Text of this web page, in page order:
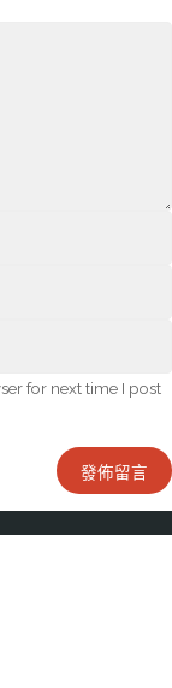
for next time I post